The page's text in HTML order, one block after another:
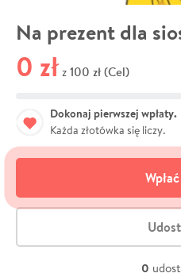
Na prezent dla
0 zł z 100 zł (Cel)
Dokonaj pierwszej wpłaty.
Każda złotówka się liczy.
0